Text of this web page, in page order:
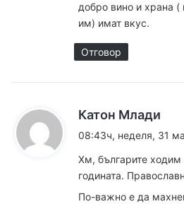
добро вино и храна (
им) имат вкус.
Отговор
Катон Млади
а
а
:
08:43ч, неделя, 31
Хм, българите ходим
годината.
По-важно е да